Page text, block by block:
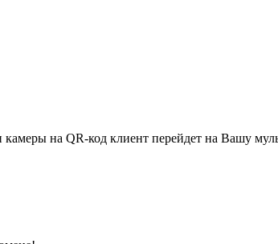
на QR-код клиент перейдет на Вашу